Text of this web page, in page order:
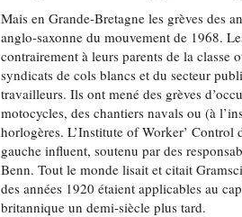
Mais en Grande-Bretagne les grèves des
anglo-saxonne du mouvement de 1968.
contrairement à leurs parents de la classe
syndicats de cols blancs et du secteur
travailleurs. Ils ont mené des grèves
motocycles, des chantiers navals ou (à
horlogères. L’Institute of Worker’ Control
gauche influent, soutenu par des
Benn. Tout le monde lisait et citait
des années 1920 étaient applicables au
britannique un demi-siècle plus tard.